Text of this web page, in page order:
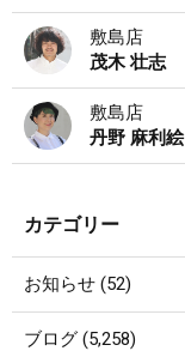
敷島店
茂木 壮志
敷島店
丹野 麻利絵
カテゴリー
お知らせ (52)
ブログ (5,258)